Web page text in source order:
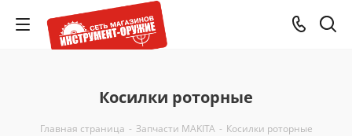
Косилки роторные
Главная страница - Запчасти MAKITA - Косилки роторные